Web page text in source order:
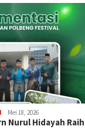
Mei 18, 2026
Nurul Hidayah Raih